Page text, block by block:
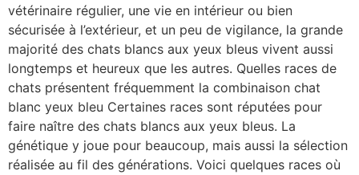
vétérinaire régulier, une vie en intérieur ou bien
sécurisée à l’extérieur, et un peu de vigilance, la grande
majorité des chats blancs aux yeux bleus vivent aussi
longtemps et heureux que les autres. Quelles races de
chats présentent fréquemment la combinaison chat
blanc yeux bleu Certaines races sont réputées pour
faire naître des chats blancs aux yeux bleus. La
génétique y joue pour beaucoup, mais aussi la sélection
réalisée au fil des générations. Voici quelques races où